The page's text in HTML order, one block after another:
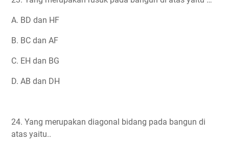
A. BD dan HF
B. BC dan AF
C. EH dan BG
D. AB dan DH
24. Yang merupakan diagonal bidang pada bangun di
atas yaitu..